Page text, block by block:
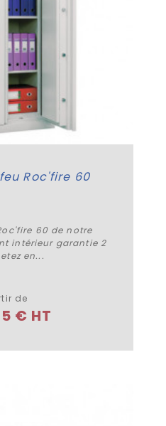
Roc'fire 60
60 de notre
intérieur garantie 2
en...
de
€ HT